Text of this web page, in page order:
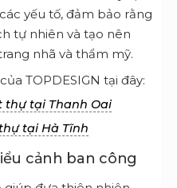
yếu tố, đảm bảo rằng
tự nhiên và tạo nên
nhã và thẩm mỹ.
TOPDESIGN tại đây:
thự tại Thanh Oai
tại Hà Tĩnh
cảnh ban công